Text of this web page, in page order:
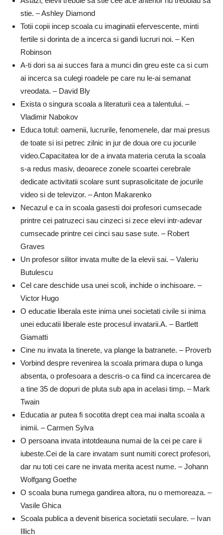
stie. – Ashley Diamond
Totii copii incep scoala cu imaginatii efervescente, minti
fertile si dorinta de a incerca si gandi lucruri noi. – Ken
Robinson
A-ti dori sa ai succes fara a munci din greu este ca si cum
ai incerca sa culegi roadele pe care nu le-ai semanat
vreodata. – David Bly
Exista o singura scoala a literaturii cea a talentului. –
Vladimir Nabokov
Educa totul: oamenii, lucrurile, fenomenele, dar mai presus
de toate si isi petrec zilnic in jur de doua ore cu jocurile
video.Capacitatea lor de a invata materia ceruta la scoala
s-a redus masiv, deoarece zonele scoartei cerebrale
dedicate activitatii scolare sunt suprasolicitate de jocurile
video si de televizor. – Anton Makarenko
Necazul e ca in scoala gasesti doi profesori cumsecade
printre cei patruzeci sau cinzeci si zece elevi intr-adevar
cumsecade printre cei cinci sau sase sute. – Robert
Graves
Un profesor silitor invata multe de la elevii sai. – Valeriu
Butulescu
Cel care deschide usa unei scoli, inchide o inchisoare. –
Victor Hugo
O educatie liberala este inima unei societati civile si inima
unei educatii liberale este procesul invatarii.A. – Bartlett
Giamatti
Cine nu invata la tinerete, va plange la batranete. – Proverb
Vorbind despre revenirea la scoala primara dupa o lunga
absenta, o profesoara a descris-o ca fiind ca incercarea de
a tine 35 de dopuri de pluta sub apa in acelasi timp. – Mark
Twain
Educatia ar putea fi socotita drept cea mai inalta scoala a
inimii. – Carmen Sylva
O persoana invata intotdeauna numai de la cei pe care ii
iubeste.Cei de la care invatam sunt numiti corect profesori,
dar nu toti cei care ne invata merita acest nume. – Johann
Wolfgang Goethe
O scoala buna rumega gandirea altora, nu o memoreaza. –
Vasile Ghica
Scoala publica a devenit biserica societatii seculare. – Ivan
Illich